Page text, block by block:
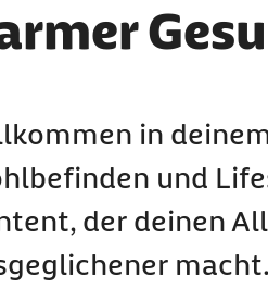
in
und
der deinen